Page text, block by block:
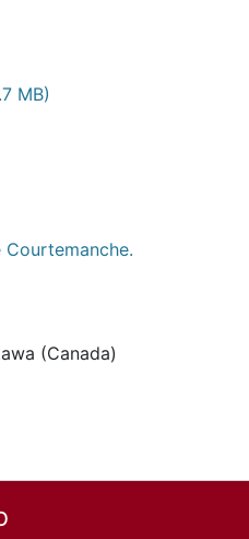
MB)
Courtemanche.
(Canada)